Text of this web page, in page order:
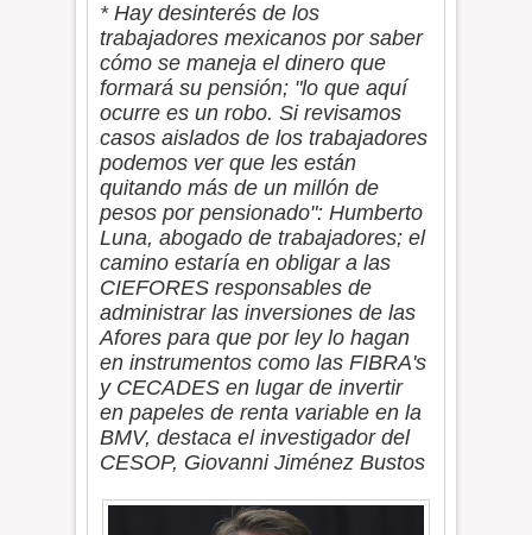
* Hay desinterés de los
trabajadores mexicanos por saber
cómo se maneja el dinero que
formará su pensión; "lo que aquí
ocurre es un robo. Si revisamos
casos aislados de los trabajadores
podemos ver que les están
quitando más de un millón de
pesos por pensionado": Humberto
Luna, abogado de trabajadores; el
camino estaría en obligar a las
CIEFORES responsables de
administrar las inversiones de las
Afores para que por ley lo hagan
en instrumentos como las FIBRA's
y CECADES en lugar de invertir
en papeles de renta variable en la
BMV, destaca el investigador del
CESOP, Giovanni Jiménez Bustos